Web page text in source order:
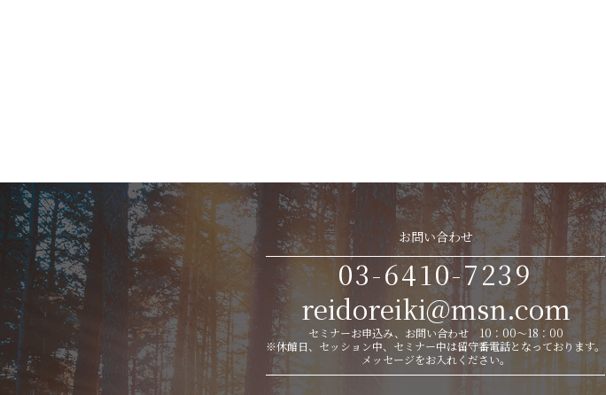
お問い合わせ
03-6410-7239
reidoreiki@msn.com
セミナーお申込み、お問い合わせ 10：00～18：00
※休館日、セッション中、セミナー中は留守番電話となっております。
メッセージをお入れください。